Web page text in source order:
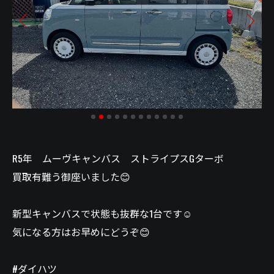
R5年 ムーヴキャンバス ストライプスGターボ
買取有難う御座いました😊
新型キャンバスで状態も抜群な1台です☺️
気になる方はお早めにどうぞ😊
#ダイハツ